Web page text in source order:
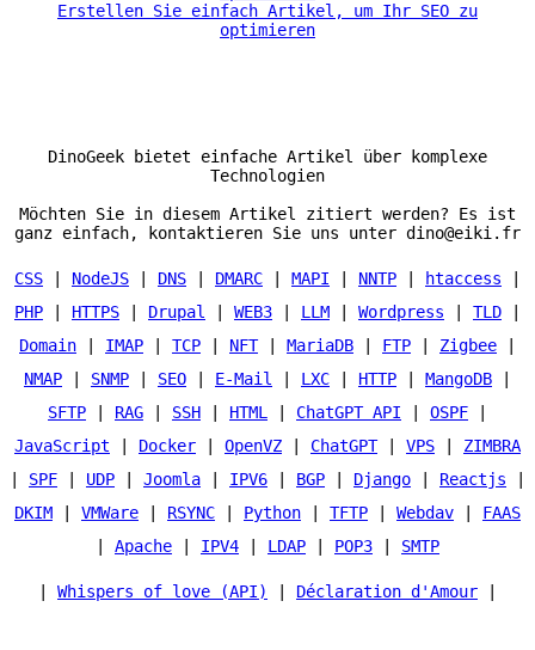
Erstellen Sie einfach Artikel, um Ihr SEO zu
optimieren
DinoGeek bietet einfache Artikel über komplexe
Technologien
Möchten Sie in diesem Artikel zitiert werden? Es ist
ganz einfach, kontaktieren Sie uns unter dino@eiki.fr
CSS NodeJS DNS DMARC MAPI NNTP htaccess
PHP
HTTPS Drupal WEB3 LLM Wordpress TLD
Domain
IMAP TCP NFT| MariaDB FTP Zigbee
NMAP
SNMP SEO E-Mail LXC HTTP MangoDB
SFTP
RAG SSH HTML ChatGPT API OSPF
JavaScript
Docker OpenVZ ChatGPT| VPS
ZIMBRA
SPF UDP Joomla IPV6 BGP Django Reactjs
DKIM
VMWare RSYNC Python TFTP Webdav
FAAS
Apache IPV4 LDAP POP3 SMTP
Whispers of love (API) Déclaration d'Amour